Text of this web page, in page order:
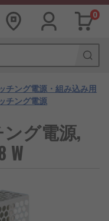
0
チング電源・組み込み用
チング電源
グ電源,
W